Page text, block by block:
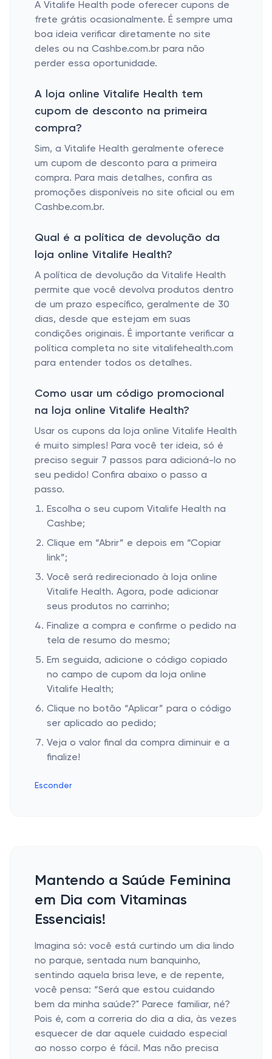
A Vitalife Health pode oferecer cupons de
frete grátis ocasionalmente. É sempre uma
boa ideia verificar diretamente no site
deles ou na Cashbe.com.br para não
perder essa oportunidade.
A loja online Vitalife Health tem
cupom de desconto na primeira
compra?
Sim, a Vitalife Health geralmente oferece
um cupom de desconto para a primeira
compra. Para mais detalhes, confira as
promoções disponíveis no site oficial ou em
Cashbe.com.br.
Qual é a política de devolução da
loja online Vitalife Health?
A política de devolução da Vitalife Health
permite que você devolva produtos dentro
de um prazo específico, geralmente de 30
dias, desde que estejam em suas
condições originais. É importante verificar a
política completa no site vitalifehealth.com
para entender todos os detalhes.
Como usar um código promocional
na loja online Vitalife Health?
Usar os cupons da loja online Vitalife Health
é muito simples! Para você ter ideia, só é
preciso seguir 7 passos para adicioná-lo no
seu pedido! Confira abaixo o passo a
passo.
Escolha o seu cupom Vitalife Health na
Cashbe;
Clique em “Abrir” e depois em “Copiar
link”;
Você será redirecionado à loja online
Vitalife Health. Agora, pode adicionar
seus produtos no carrinho;
Finalize a compra e confirme o pedido na
tela de resumo do mesmo;
Em seguida, adicione o código copiado
no campo de cupom da loja online
Vitalife Health;
Clique no botão “Aplicar” para o código
ser aplicado ao pedido;
Veja o valor final da compra diminuir e a
finalize!
Esconder
Mantendo a Saúde Feminina
em Dia com Vitaminas
Essenciais!
Imagina só: você está curtindo um dia lindo
no parque, sentada num banquinho,
sentindo aquela brisa leve, e de repente,
você pensa: “Será que estou cuidando
bem da minha saúde?" Parece familiar, né?
Pois é, com a correria do dia a dia, às vezes
esquecer de dar aquele cuidado especial
ao nosso corpo é fácil. Mas não precisa